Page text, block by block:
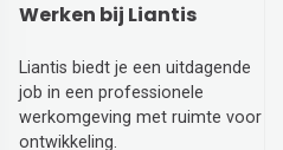
Werken bij Liantis
Liantis biedt je een uitdagende
job in een professionele
werkomgeving met ruimte voor
ontwikkeling.